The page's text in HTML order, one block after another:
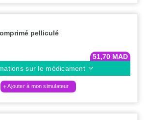
pelliculé
51,70 MAD
sur le médicament
Ajouter à mon simulateur